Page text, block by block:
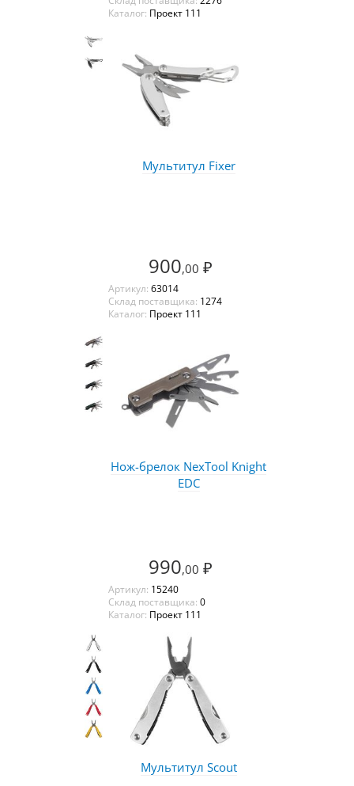
Каталог: Проект 111
Мультитул Fixer
900,00 ₽
Артикул: 63014
Склад поставщика: 1274
Каталог: Проект 111
Нож-брелок NexTool Knight
EDC
990,00 ₽
Артикул: 15240
Склад поставщика: 0
Каталог: Проект 111
Мультитул Scout